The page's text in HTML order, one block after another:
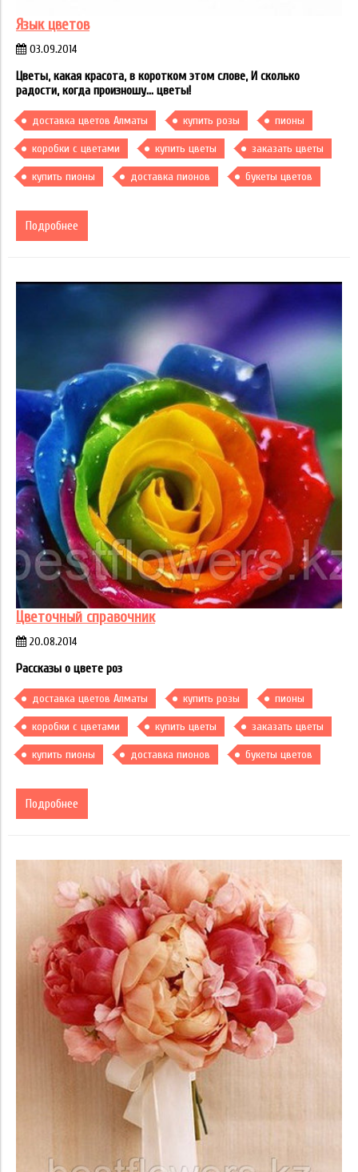
Язык цветов
03.09.2014
Цветы, какая красота, в коротком этом слове, И сколько
радости, когда произношу... цветы!
доставка цветов Алматы купить розы пионы
коробки с цветами купить цветы заказать цветы
купить пионы доставка пионов букеты цветов
Подробнее
Цветочный справочник
20.08.2014
Рассказы о цвете роз
доставка цветов Алматы купить розы пионы
коробки с цветами купить цветы заказать цветы
купить пионы доставка пионов букеты цветов
Подробнее